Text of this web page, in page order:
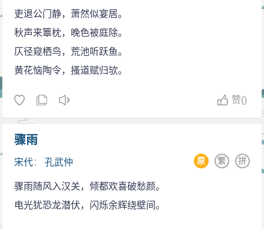
吏退公门静，萧然似宴居。
秋声来簟枕，晚色被庭除。
仄径窥栖鸟，荒池听跃鱼。
黄花恼陶令，搔道赋归欤。
赞()
骤雨
宋代：孔武仲 拼
繁
原
骤雨随风入汉关，倾都欢喜破愁颜。
电光犹恐龙潜伏，闪烁余辉绕壁间。